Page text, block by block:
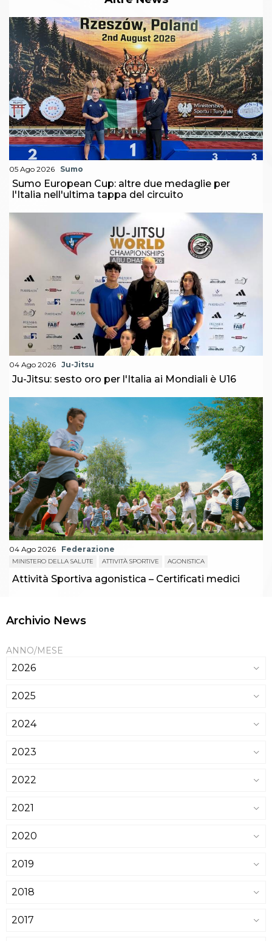
05 Ago 2026 Sumo
Sumo European Cup: altre due medaglie per
l'Italia nell'ultima tappa del circuito
04 Ago 2026 Ju-Jitsu
Ju-Jitsu: sesto oro per l'Italia ai Mondiali è U16
04 Ago 2026 Federazione
MINISTERO DELLA SALUTE ATTIVITÀ SPORTIVE AGONISTICA
Attività Sportiva agonistica – Certificati medici
Archivio News
ANNO/MESE
2026
2025
2024
2023
2022
2021
2020
2019
2018
2017